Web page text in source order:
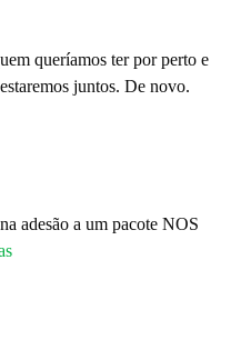
queríamos ter por perto e
juntos. De novo.
adesão a um pacote NOS